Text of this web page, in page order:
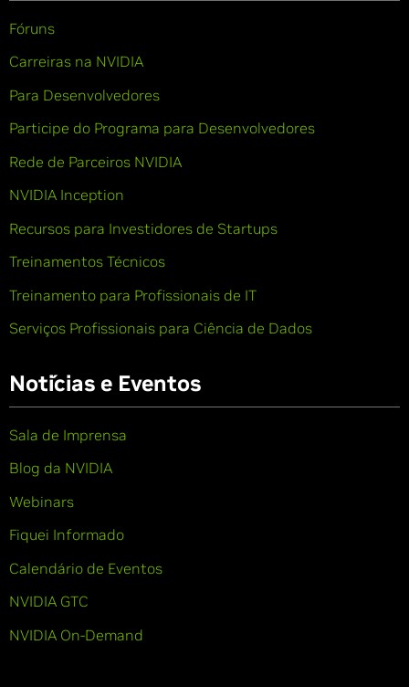
Fóruns
Carreiras na NVIDIA
Para Desenvolvedores
Participe do Programa para Desenvolvedores
Rede de Parceiros NVIDIA
NVIDIA Inception
Recursos para Investidores de Startups
Treinamentos Técnicos
Treinamento para Profissionais de IT
Serviços Profissionais para Ciência de Dados
Notícias e Eventos
Sala de Imprensa
Blog da NVIDIA
Webinars
Fiquei Informado
Calendário de Eventos
NVIDIA GTC
NVIDIA On-Demand